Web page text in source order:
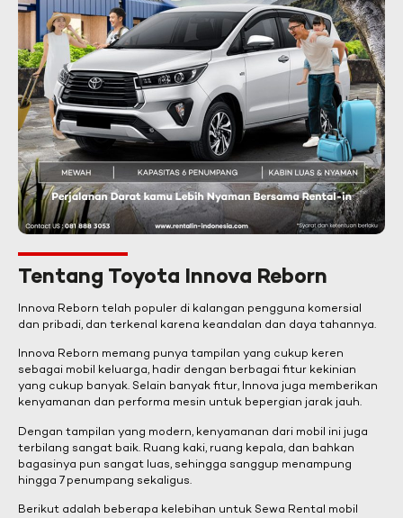
Tentang Toyota Innova Reborn
Innova Reborn telah populer di kalangan pengguna komersial
dan pribadi, dan terkenal karena keandalan dan daya tahannya.
Innova Reborn memang punya tampilan yang cukup keren
sebagai mobil keluarga, hadir dengan berbagai fitur kekinian
yang cukup banyak. Selain banyak fitur, Innova juga memberikan
kenyamanan dan performa mesin untuk bepergian jarak jauh.
Dengan tampilan yang modern, kenyamanan dari mobil ini juga
terbilang sangat baik. Ruang kaki, ruang kepala, dan bahkan
bagasinya pun sangat luas, sehingga sanggup menampung
hingga 7 penumpang sekaligus.
Berikut adalah beberapa kelebihan untuk Sewa Rental mobil